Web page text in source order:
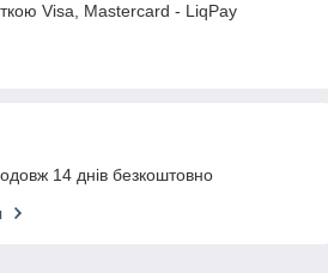
Visa, Mastercard - LiqPay
14 днів безкоштовно